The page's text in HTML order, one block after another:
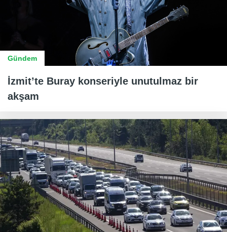
Gündem
İzmit’te Buray konseriyle unutulmaz bir
akşam